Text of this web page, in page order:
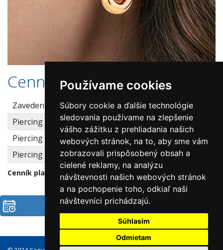
Používame cookies
Súbory cookie a ďalšie technológie
sledovania používame na zlepšenie
vášho zážitku z prehliadania našich
webových stránok, na to, aby sme vám
zobrazovali prispôsobený obsah a
cielené reklamy, na analýzu
návštevnosti našich webových stránok
a na pochopenie toho, odkiaľ naši
návštevníci prichádzajú.
Súhlasím
Odmietam
Cenník
Zavedenie náušníc - ušný lalôčik 1 pár
Piercing 1 náušnice
Piercing náušnice za každý ďalší ks
25 €
Piercing do jazyka
Cenník platný od 5.1.2026
Objednať